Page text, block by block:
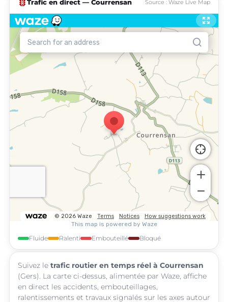
traffic Trafic en direct — Courrensan Source : Waze Live Map
Fluide Ralenti Embouteillé Bloqué
Suivez le trafic routier en temps réel à Courrensan
(Gers). La carte ci-dessus, alimentée par Waze, affiche
en direct les accidents, embouteillages,
ralentissements et travaux signalés sur les axes autour